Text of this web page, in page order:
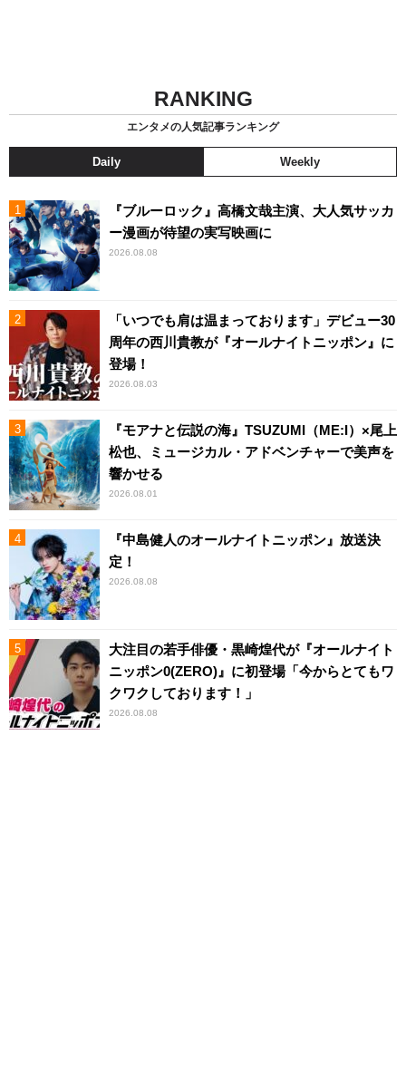
RANKING
エンタメの人気記事ランキング
Daily Weekly
『ブルーロック』高橋文哉主演、大人気サッカ
ー漫画が待望の実写映画に
2026.08.08
「いつでも肩は温まっております」デビュー30
周年の西川貴教が『オールナイトニッポン』に
登場！
2026.08.03
『モアナと伝説の海』TSUZUMI（ME:I）×尾上
松也、ミュージカル・アドベンチャーで美声を
響かせる
2026.08.01
『中島健人のオールナイトニッポン』放送決
定！
2026.08.08
大注目の若手俳優・黒崎煌代が『オールナイト
ニッポン0(ZERO)』に初登場「今からとてもワ
クワクしております！」
2026.08.08